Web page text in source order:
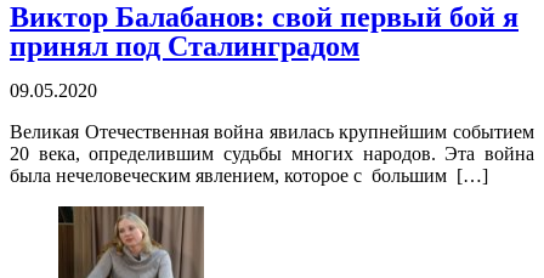
Виктор Балабанов: свой первый бой я
принял под Сталинградом
09.05.2020
Великая Отечественная война явилась крупнейшим событием
20 века, определившим судьбы многих народов. Эта война
была нечеловеческим явлением, которое с большим […]